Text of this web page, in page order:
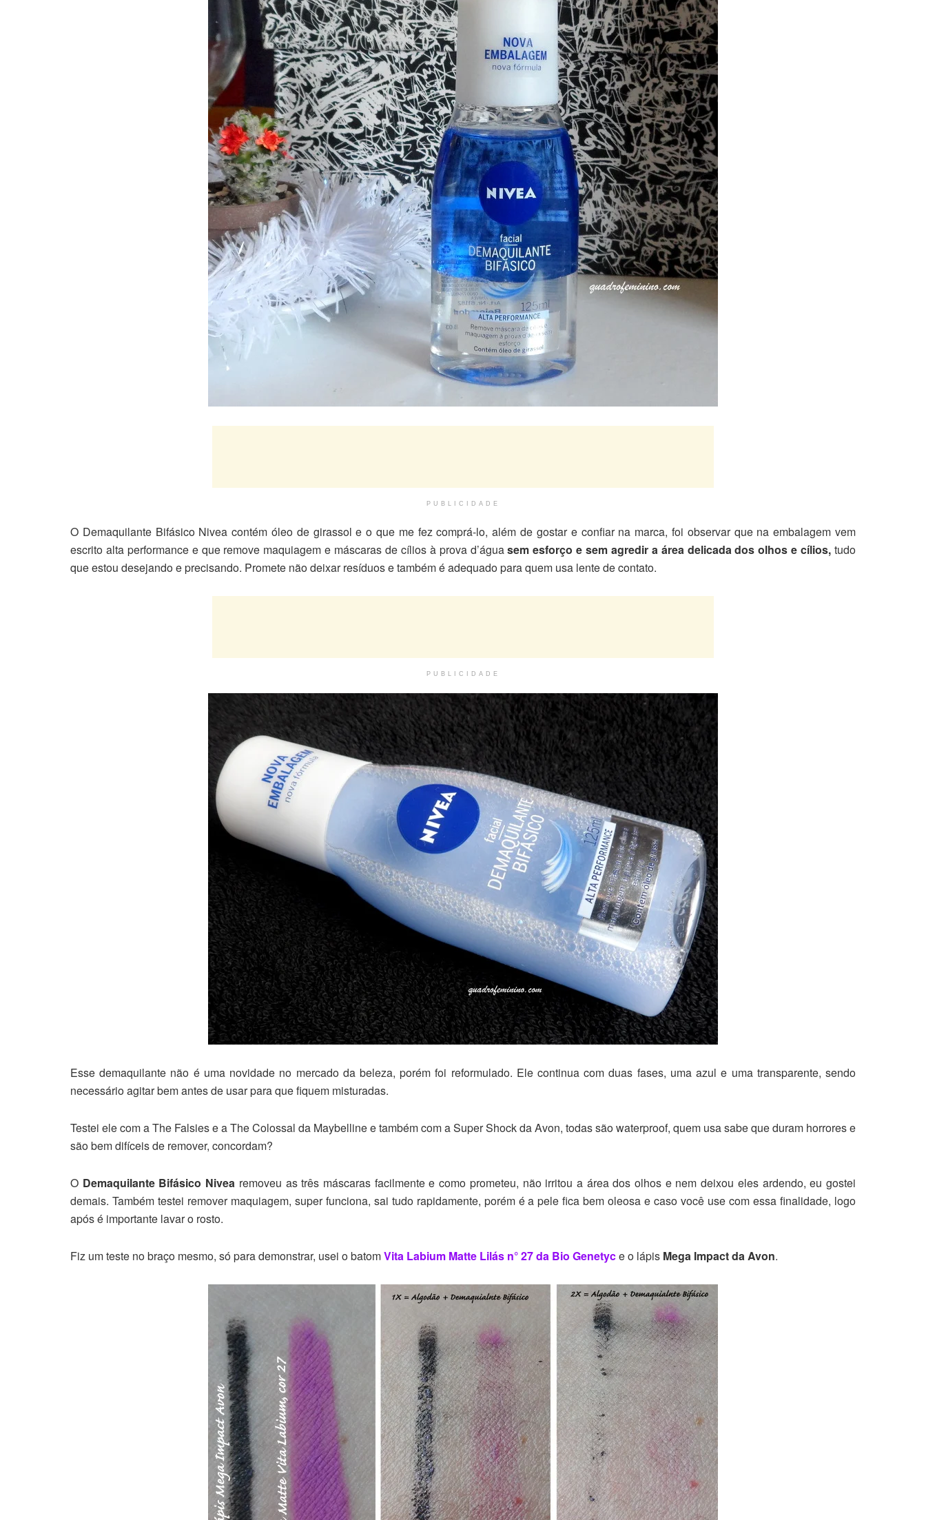
PUBLICIDADE
O Demaquilante Bifásico Nivea contém óleo de girassol e o que me fez comprá-lo, além de gostar e confiar na marca, foi observar que na embalagem vem
escrito alta performance e que remove maquiagem e máscaras de cílios à prova d’águasem esforço e sem agredir a área delicada dos olhos e cílios,tudo
que estou desejando e precisando. Promete não deixar resíduos e também é adequado para quem usa lente de contato.
PUBLICIDADE
Esse demaquilante não é uma novidade no mercado da beleza, porém foi reformulado. Ele continua com duas fases, uma azul e uma transparente, sendo
necessário agitar bem antes de usar para que fiquem misturadas.
Testei ele com a The Falsies e a The Colossal da Maybelline e também com a Super Shock da Avon, todas são waterproof, quem usa sabe que duram horrores e
são bem difíceis de remover, concordam?
O Demaquilante Bifásico Nivea removeu as três máscaras facilmente e como prometeu, não irritou a área dos olhos e nem deixou eles ardendo, eu gostei
demais. Também testei remover maquiagem, super funciona, sai tudo rapidamente, porém é a pele fica bem oleosa e caso você use com essa finalidade, logo
após é importante lavar o rosto.
Fiz um teste no braço mesmo, só para demonstrar, usei o batomVita Labium Matte Lilás n° 27 da Bio Genetyce o lápis Mega Impact da Avon.